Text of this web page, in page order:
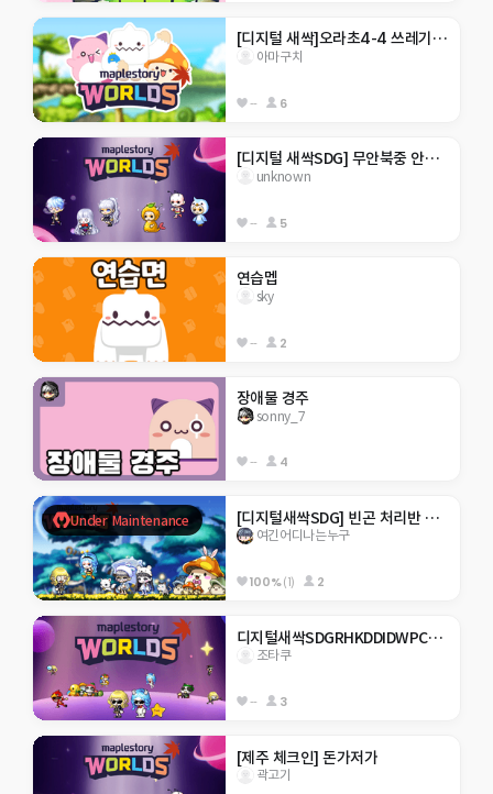
[디지털 새싹]오라초4-4 쓰레기를줍쟈!!!!!!
아마구치
-- 6
[디지털 새싹SDG] 무안북중 안녕자두야
unknown
-- 5
연습멥
sky
-- 2
장애물 경주
sonny_7
-- 4
Under Maintenance [디지털새싹SDG] 빈곤 처리반 출동하다?!
여긴어디나는누구
100%(1) 2
디지털새싹SDGRHKDDIDWPCJFSKACH4ㅡ3
조타쿠
-- 3
[제주 체크인] 돈가저가
곽고기